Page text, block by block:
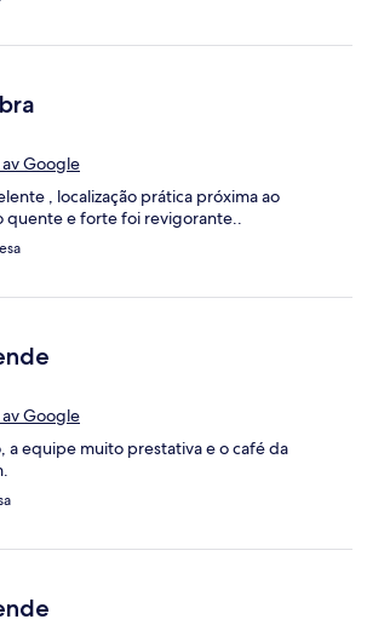
Google
, localização prática próxima ao
quente e forte foi revigorante..
Google
a equipe muito prestativa e o café da